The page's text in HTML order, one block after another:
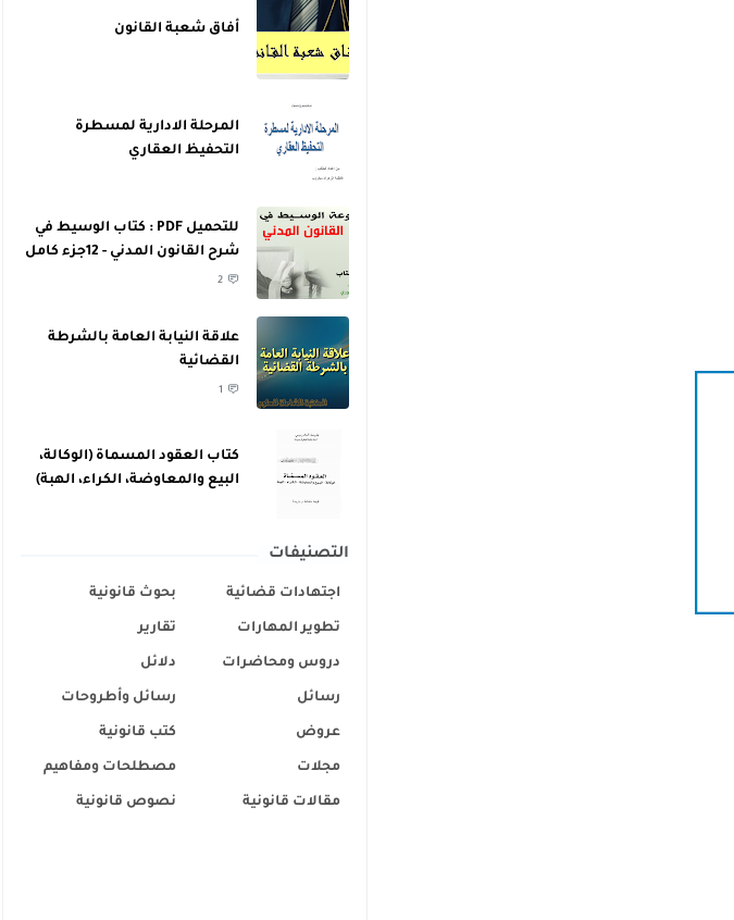
أفاق شعبة القانون
المرحلة الادارية لمسطرة
التحفيظ العقاري
للتحميل PDF : كتاب الوسيط في
شرح القانون المدني - 12جزء كامل
- للدكتور عبد الرازق السنهوري
2
علاقة النيابة العامة بالشرطة
القضائية
1
كتاب العقود المسماة (الوكالة،
البيع والمعاوضة، الكراء، الهبة)
التصنيفات
اجتهادات قضائية بحوث قانونية
تطوير المهارات تقارير
دروس ومحاضرات دلائل
رسائل رسائل وأطروحات
عروض كتب قانونية
مجلات مصطلحات ومفاهيم
مقالات قانونية نصوص قانونية